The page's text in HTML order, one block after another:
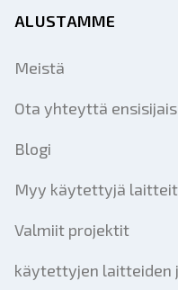
ALUSTAMME
Meistä
Ota yhteyttä
Blogi
Myy käytettyjä
Valmiit projektit
käytettyjen laitteiden